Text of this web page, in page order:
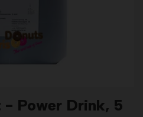
- Power Drink, 5